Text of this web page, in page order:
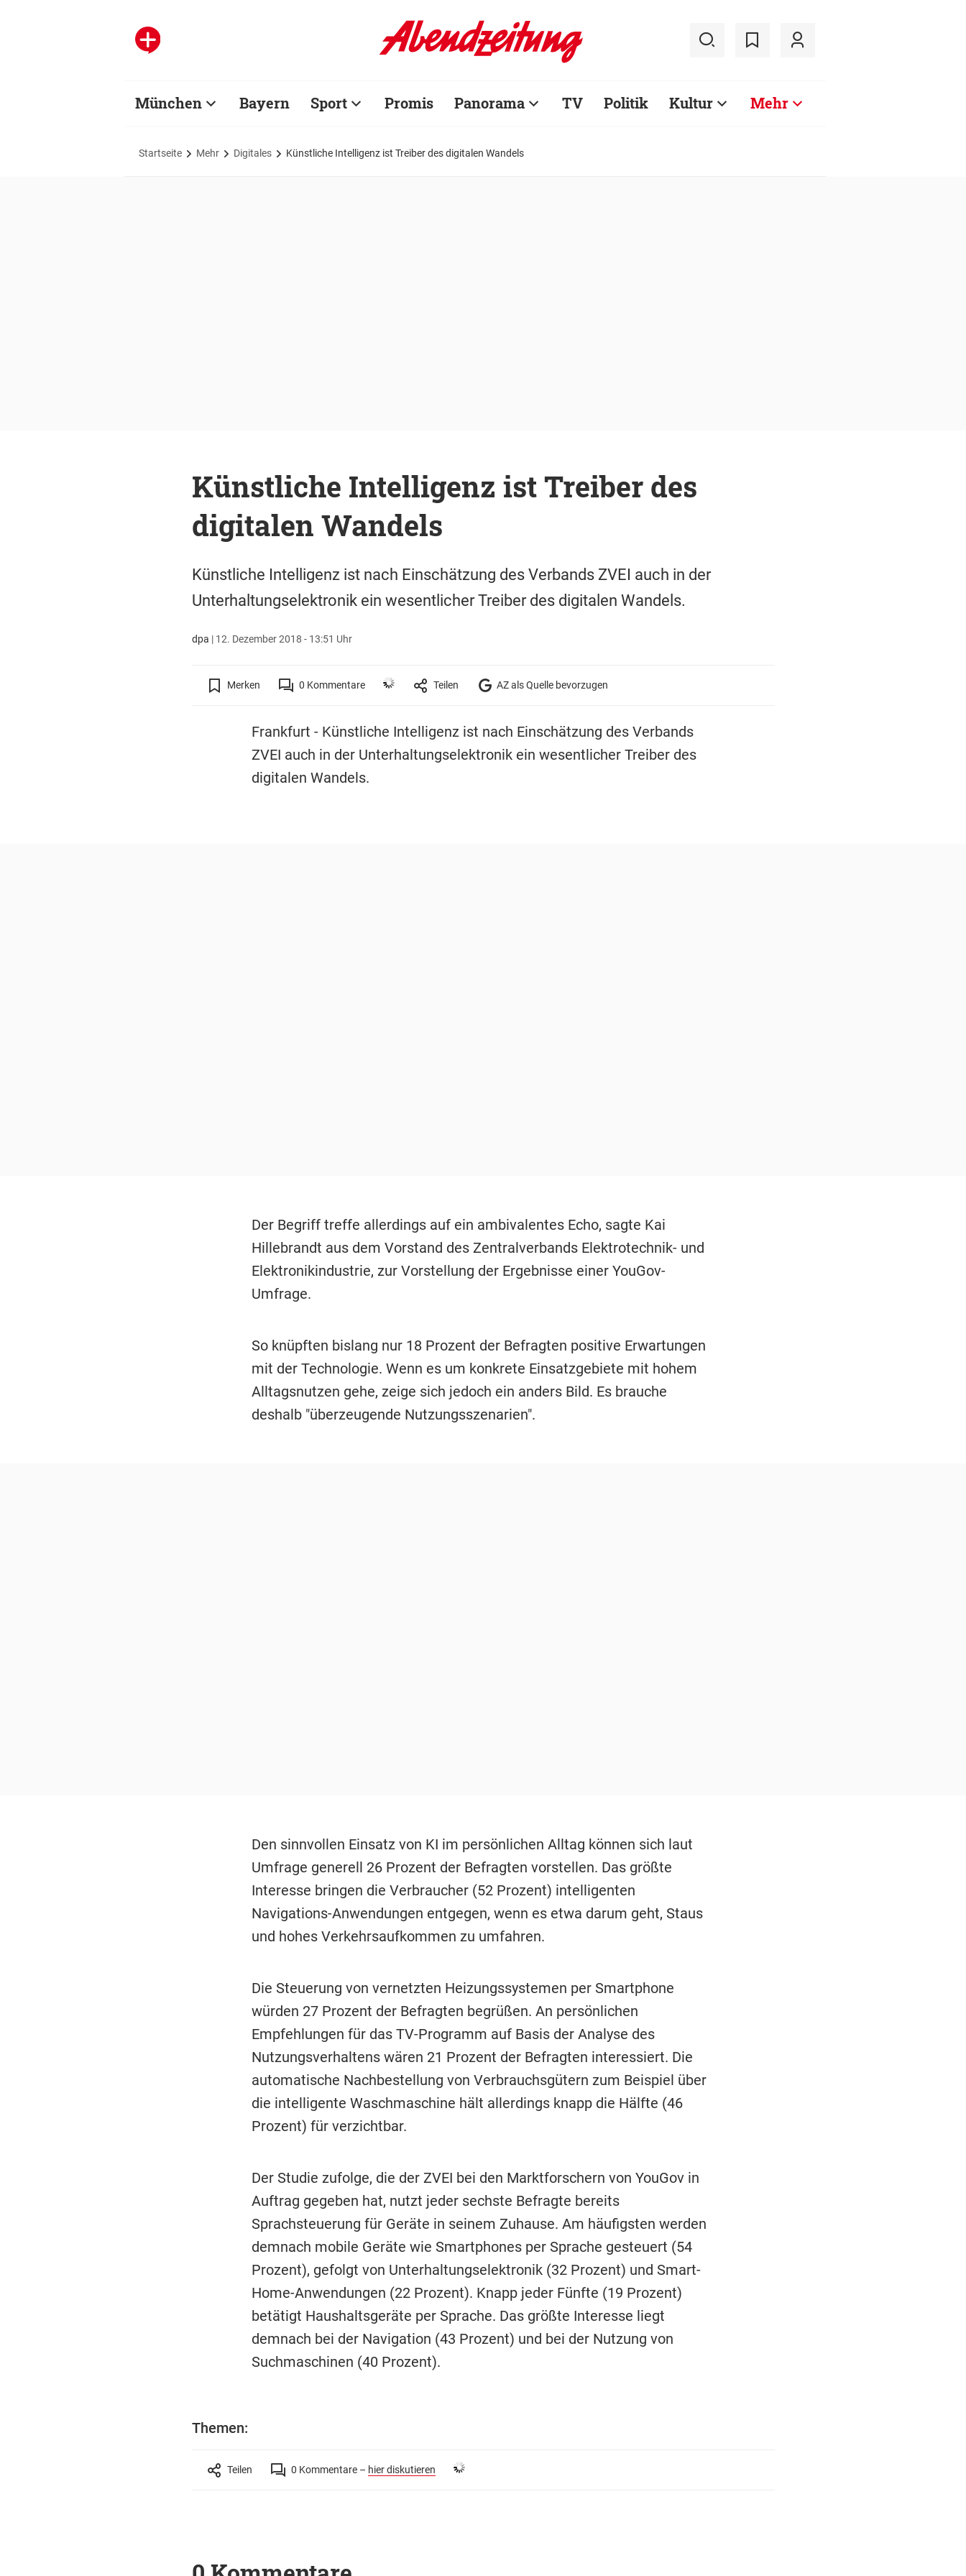
München Bayern Sport Promis Panorama TV Politik Kultur Mehr
Startseite Mehr Digitales Künstliche Intelligenz ist Treiber des digitalen Wandels
Künstliche Intelligenz ist Treiber des
digitalen Wandels
Künstliche Intelligenz ist nach Einschätzung des Verbands ZVEI auch in der
Unterhaltungselektronik ein wesentlicher Treiber des digitalen Wandels.
dpa | 12. Dezember 2018 - 13:51 Uhr
Merken 0 Kommentare Teilen AZ als Quelle bevorzugen
Frankfurt - Künstliche Intelligenz ist nach Einschätzung des Verbands
ZVEI auch in der Unterhaltungselektronik ein wesentlicher Treiber des
digitalen Wandels.
Der Begriff treffe allerdings auf ein ambivalentes Echo, sagte Kai
Hillebrandt aus dem Vorstand des Zentralverbands Elektrotechnik- und
Elektronikindustrie, zur Vorstellung der Ergebnisse einer YouGov-
Umfrage.
So knüpften bislang nur 18 Prozent der Befragten positive Erwartungen
mit der Technologie. Wenn es um konkrete Einsatzgebiete mit hohem
Alltagsnutzen gehe, zeige sich jedoch ein anders Bild. Es brauche
deshalb "überzeugende Nutzungsszenarien".
Den sinnvollen Einsatz von KI im persönlichen Alltag können sich laut
Umfrage generell 26 Prozent der Befragten vorstellen. Das größte
Interesse bringen die Verbraucher (52 Prozent) intelligenten
Navigations-Anwendungen entgegen, wenn es etwa darum geht, Staus
und hohes Verkehrsaufkommen zu umfahren.
Die Steuerung von vernetzten Heizungssystemen per Smartphone
würden 27 Prozent der Befragten begrüßen. An persönlichen
Empfehlungen für das TV-Programm auf Basis der Analyse des
Nutzungsverhaltens wären 21 Prozent der Befragten interessiert. Die
automatische Nachbestellung von Verbrauchsgütern zum Beispiel über
die intelligente Waschmaschine hält allerdings knapp die Hälfte (46
Prozent) für verzichtbar.
Der Studie zufolge, die der ZVEI bei den Marktforschern von YouGov in
Auftrag gegeben hat, nutzt jeder sechste Befragte bereits
Sprachsteuerung für Geräte in seinem Zuhause. Am häufigsten werden
demnach mobile Geräte wie Smartphones per Sprache gesteuert (54
Prozent), gefolgt von Unterhaltungselektronik (32 Prozent) und Smart-
Home-Anwendungen (22 Prozent). Knapp jeder Fünfte (19 Prozent)
betätigt Haushaltsgeräte per Sprache. Das größte Interesse liegt
demnach bei der Navigation (43 Prozent) und bei der Nutzung von
Suchmaschinen (40 Prozent).
Themen:
Teilen 0 Kommentare – hier diskutieren